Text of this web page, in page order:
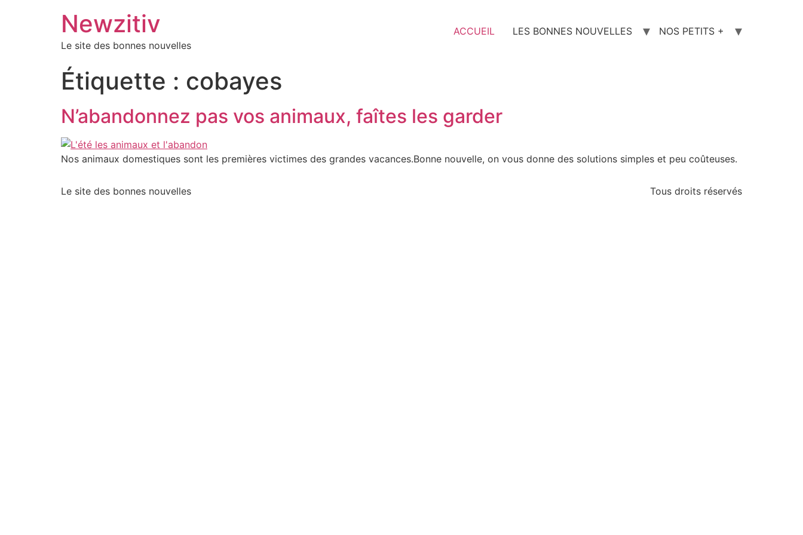
Newzitiv
Le site des bonnes nouvelles
ACCUEIL LES BONNES NOUVELLES NOS PETITS +
Étiquette : cobayes
N’abandonnez pas vos animaux, faîtes les garder
Nos animaux domestiques sont les premières victimes des grandes vacances.Bonne nouvelle, on vous donne des solutions simples et peu coûteuses.
Le site des bonnes nouvelles Tous droits réservés